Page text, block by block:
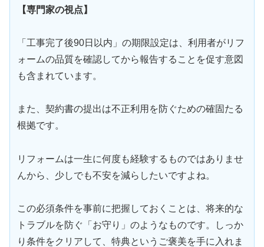
【専門家の視点】
「工事完了後90日以内」の期限設定は、利用者がリフ
ォームの品質を確認してから報告することを促す意図
も含まれています。
また、契約書の提出は不正利用を防ぐための確固たる
根拠です。
リフォームは一生に何度も経験するものではありませ
んから、少しでも不安を減らしたいですよね。
この必須条件を事前に把握しておくことは、将来的な
トラブルを防ぐ「お守り」のようなものです。しっか
り条件をクリアして、特典というご褒美を手に入れま